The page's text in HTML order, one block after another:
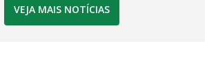
VEJA MAIS NOTÍCIAS